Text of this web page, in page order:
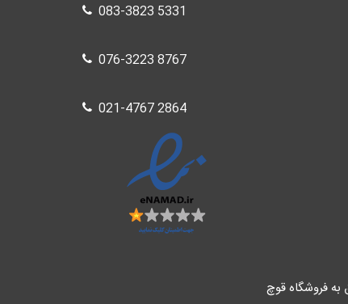
083-3823 5331
076-3223 8767
021-4767 2864